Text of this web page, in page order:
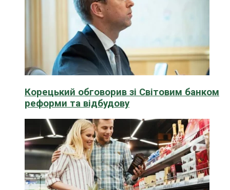
Корецький обговорив зі Світовим банком
реформи та відбудову